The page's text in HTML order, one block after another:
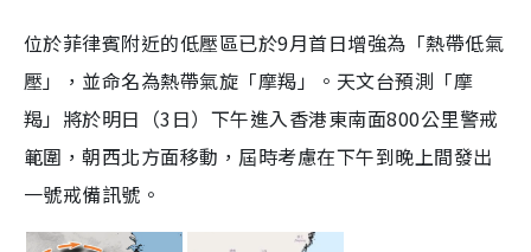
位於菲律賓附近的低壓區已於9月首日增強為「熱帶低氣
壓」，並命名為熱帶氣旋「摩羯」。天文台預測「摩
羯」將於明日（3日）下午進入香港東南面800公里警戒
範圍，朝西北方面移動，屆時考慮在下午到晚上間發出
一號戒備訊號。